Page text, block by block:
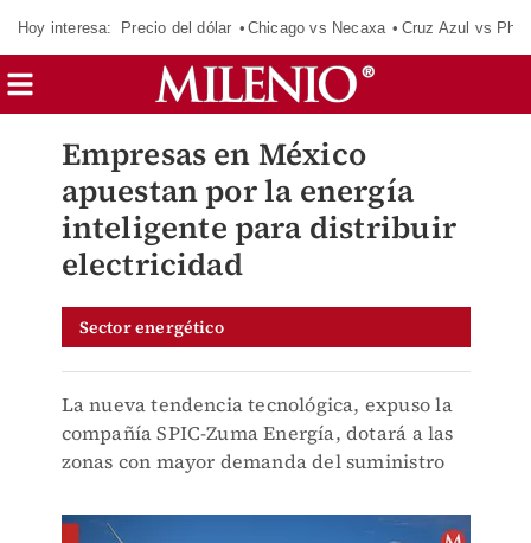
Hoy interesa: Precio del dólar Chicago vs Necaxa Cruz Azul vs
Empresas en México
apuestan por la energía
inteligente para distribuir
electricidad
Sector energético
La nueva tendencia tecnológica, expuso la
compañía SPIC-Zuma Energía, dotará a las
zonas con mayor demanda del suministro